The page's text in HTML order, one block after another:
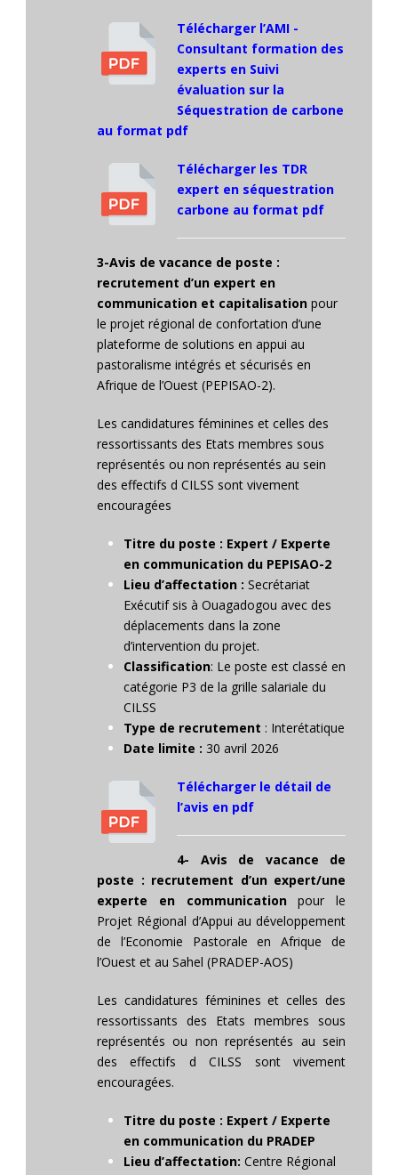
Télécharger l’AMI -
Consultant formation des
experts en Suivi
évaluation sur la
Séquestration de carbone
au format pdf
Télécharger les TDR
expert en séquestration
carbone au format pdf
3-Avis de vacance de poste :
recrutement d’un expert en
communication et capitalisation pour
le projet régional de confortation d’une
plateforme de solutions en appui au
pastoralisme intégrés et sécurisés en
Afrique de l’Ouest (PEPISAO-2).
Les candidatures féminines et celles des
ressortissants des Etats membres sous
représentés ou non représentés au sein
des effectifs d CILSS sont vivement
encouragées
Titre du poste : Expert / Experte
en communication du PEPISAO-2
Lieu d’affectation : Secrétariat
Exécutif sis à Ouagadogou avec des
déplacements dans la zone
d’intervention du projet.
Classification: Le poste est classé en
catégorie P3 de la grille salariale du
CILSS
Type de recrutement : Interétatique
Date limite : 30 avril 2026
Télécharger le détail de
l’avis en pdf
4- Avis de vacance de
poste : recrutement d’un expert/une
experte en communicationpour le
Projet Régional d’Appui au développement
de l’Economie Pastorale en Afrique de
l’Ouest et au Sahel (PRADEP-AOS)
Les candidatures féminines et celles des
ressortissants des Etats membres sous
représentés ou non représentés au sein
des effectifs d CILSS sont vivement
encouragées.
Titre du poste : Expert / Experte
en communication du PRADEP
Lieu d’affectation: Centre Régional